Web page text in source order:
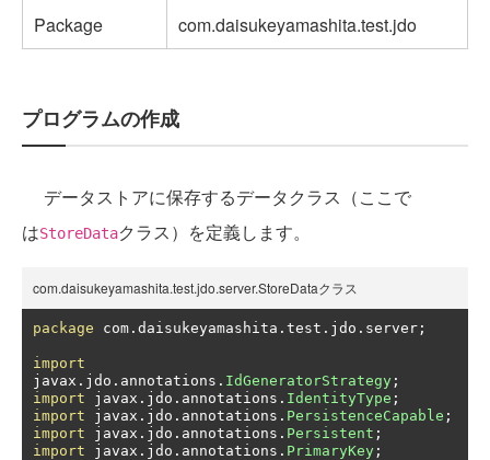
Package
com.daisukeyamashita.test.jdo
プログラムの作成
データストアに保存するデータクラス（ここで
はStoreDataクラス）を定義します。
com.daisukeyamashita.test.jdo.server.StoreDataクラス
package com . daisukeyamashita . test . jdo . server ;
import
javax . jdo . annotations . IdGeneratorStrategy ;
import javax . jdo . annotations . IdentityType ;
import javax . jdo . annotations . PersistenceCapable ;
import javax . jdo . annotations . Persistent ;
import javax . jdo . annotations . PrimaryKey ;